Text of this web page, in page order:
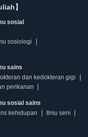
】
sosial
sosiologi
sains
dan kedokteran gigi
perikanan
sosial sains
kehidupan
Ilmu seni